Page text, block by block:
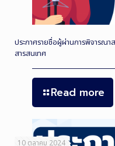
ประกาศรายชื่อผู้ผ่านการพิจารณา
สารสนเทศ
Read more
10 ตุลาคม 2024